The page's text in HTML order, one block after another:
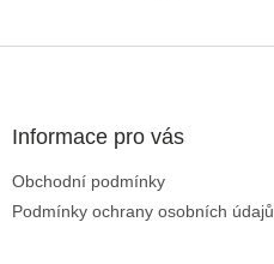
Informace pro vás
Obchodní podmínky
Podmínky ochrany osobních údajů